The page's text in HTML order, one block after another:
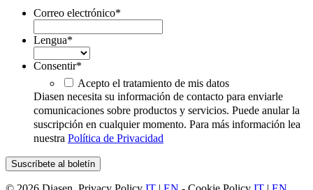
Correo electrónico*
Lengua*
Consentir*
Acepto el tratamiento de mis datos
Diasen necesita su información de contacto para enviarle
comunicaciones sobre productos y servicios. Puede anular la
suscripción en cualquier momento. Para más información lea
nuestra Política de Privacidad